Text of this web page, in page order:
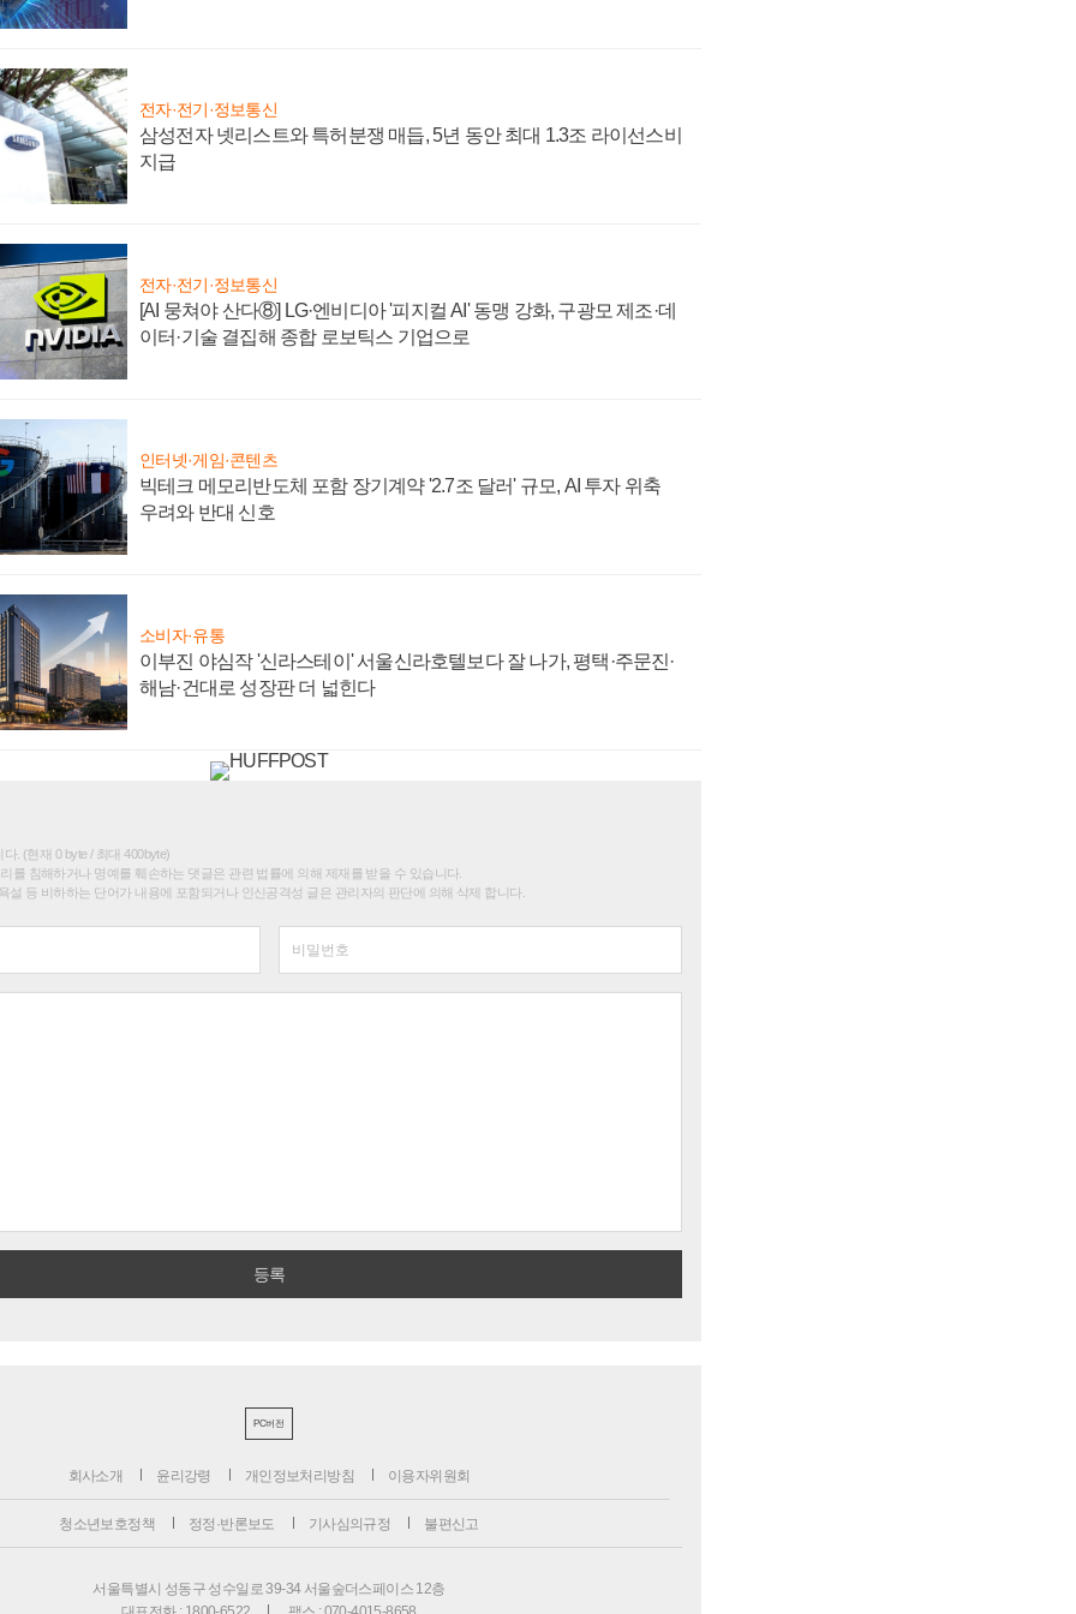
전자·전기·정보통신
삼성전자 넷리스트와 특허분쟁 매듭, 5년 동안 최대 1.3조 라이선스비
지급
전자·전기·정보통신
[AI 뭉쳐야 산다⑧] LG·엔비디아 '피지컬 AI' 동맹 강화, 구광모 제조·데
이터·기술 결집해 종합 로보틱스 기업으로
인터넷·게임·콘텐츠
빅테크 메모리반도체 포함 장기계약 '2.7조 달러' 규모, AI 투자 위축
우려와 반대 신호
소비자·유통
이부진 야심작 '신라스테이' 서울신라호텔보다 잘 나가, 평택·주문진·
해남·건대로 성장판 더 넓힌다
. (현재 0 byte / 최대 400byte)
를 침해하거나 명예를 훼손하는 댓글은 관련 법률에 의해 제재를 받을 수 있습니다.
설 등 비하하는 단어가 내용에 포함되거나 인신공격성 글은 관리자의 판단에 의해 삭제 합니다.
PC버전
회사소개 윤리강령 개인정보처리방침 이용자위원회
청소년보호정책 정정·반론보도 기사심의규정 불편신고
서울특별시 성동구 성수일로 39-34 서울숲더스페이스 12층